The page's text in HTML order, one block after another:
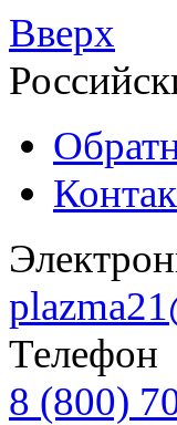
Вверх
Телефон
8 (800)